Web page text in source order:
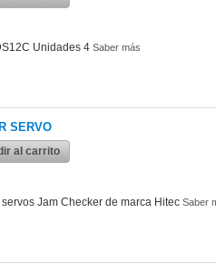
Unidades 4 Saber más
SERVO
al carrito
Jam Checker de marca Hitec Saber